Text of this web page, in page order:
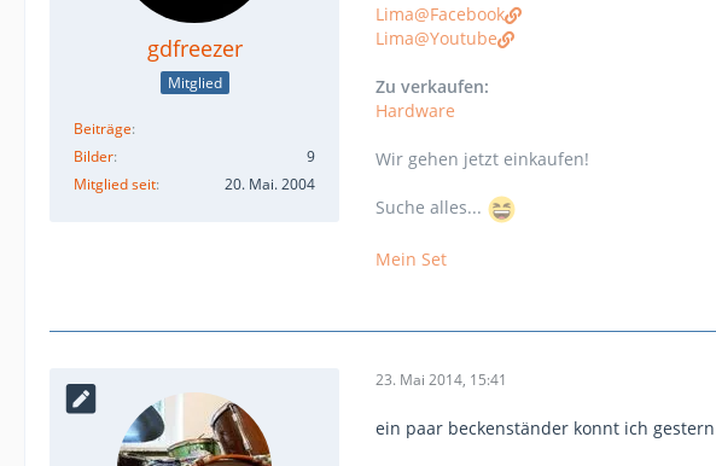
gdfreezer
Mitglied
Beiträge
Bilder
9
Mitglied seit
20. Mai. 2004
Lima@Facebook
Lima@Youtube
Zu verkaufen:
Hardware
Wir gehen jetzt einkaufen!
Suche alles...
Mein Set
23. Mai 2014, 15:41
ein paar beckenständer konnt ich